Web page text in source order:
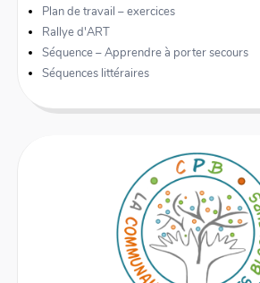
Plan de travail – exercices
Rallye d'ART
Séquence – Apprendre à porter secours
Séquences littéraires